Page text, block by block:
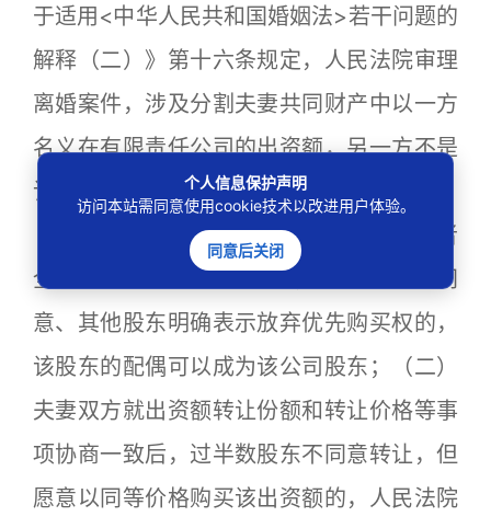
于适用<中华人民共和国婚姻法>若干问题的
解释（二）》第十六条规定，人民法院审理
离婚案件，涉及分割夫妻共同财产中以一方
名义在有限责任公司的出资额，另一方不是
该公司股东的，按以下情形分别处理：
（一）夫妻双方协商一致将出资额部分或者
全部转让给该股东的配偶，过半数股东同
意、其他股东明确表示放弃优先购买权的，
该股东的配偶可以成为该公司股东；（二）
夫妻双方就出资额转让份额和转让价格等事
项协商一致后，过半数股东不同意转让，但
愿意以同等价格购买该出资额的，人民法院
个人信息保护声明
访问本站需同意使用cookie技术以改进用户体验。
同意后关闭